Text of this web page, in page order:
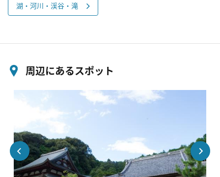
湖・河川・渓谷・滝
周辺にあるスポット